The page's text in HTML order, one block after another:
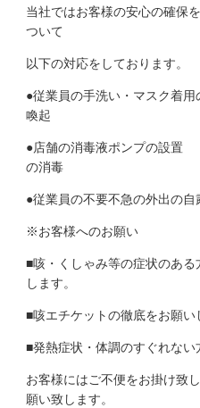
当社ではお客様の安心の確保
ついて
以下の対応をしております。
●従業員の手洗い・マスク
喚起
●店舗の消毒液ポンプ
の消毒
●従業員の不要不急の外出の自
※お客様へのお願い
■咳・くしゃみ等の症状のあ
します。
■咳エチケットの徹底をお願い
■発熱症状・体調のすぐれない
お客様にはご不便をお掛け致
願い致します。